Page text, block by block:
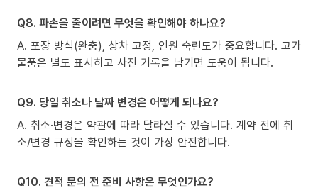
Q8. 파손을 줄이려면 무엇을 확인해야 하나요?
A. 포장 방식(완충), 상차 고정, 인원 숙련도가 중요합니다. 고가
물품은 별도 표시하고 사진 기록을 남기면 도움이 됩니다.
Q9. 당일 취소나 날짜 변경은 어떻게 되나요?
A. 취소·변경은 약관에 따라 달라질 수 있습니다. 계약 전에 취
소/변경 규정을 확인하는 것이 가장 안전합니다.
Q10. 견적 문의 전 준비 사항은 무엇인가요?